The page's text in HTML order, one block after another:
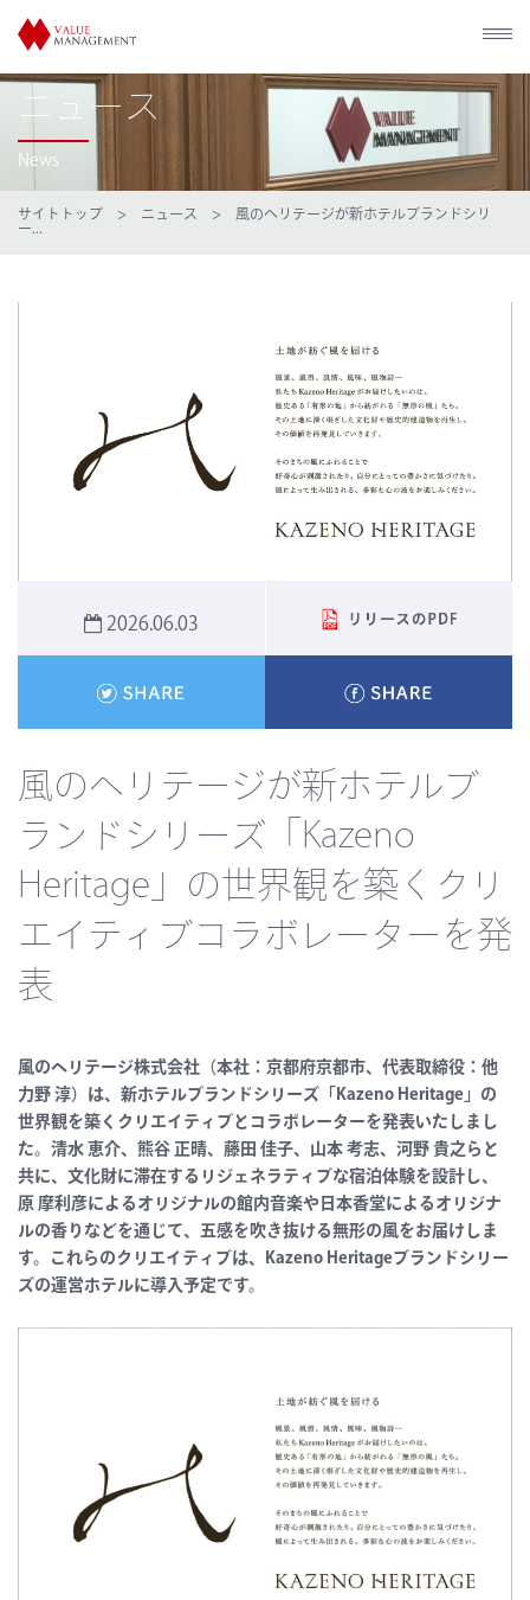
ニュース
News
サイトトップ > ニュース > 風のヘリテージが新ホテルブランドシリ
ー...
2026.06.03
風のヘリテージが新ホテルブ
ランドシリーズ「Kazeno
Heritage」の世界観を築くクリ
エイティブコラボレーターを発
表
風のヘリテージ株式会社（本社：京都府京都市、代表取締役：他
力野 淳）は、新ホテルブランドシリーズ「Kazeno Heritage」の
世界観を築くクリエイティブとコラボレーターを発表いたしまし
た。清水 恵介、熊谷 正晴、藤田 佳子、山本 考志、河野 貴之らと
共に、文化財に滞在するリジェネラティブな宿泊体験を設計し、
原 摩利彦によるオリジナルの館内音楽や日本香堂によるオリジナ
ルの香りなどを通じて、五感を吹き抜ける無形の風をお届けしま
す。これらのクリエイティブは、Kazeno Heritageブランドシリー
ズの運営ホテルに導入予定です。